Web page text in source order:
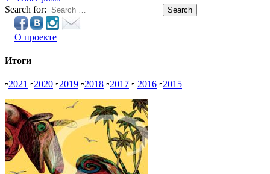
Search for:
Search
О проекте
Итоги
▫2021 ▫2020 ▫2019 ▫2018 ▫2017 ▫ 2016 ▫2015